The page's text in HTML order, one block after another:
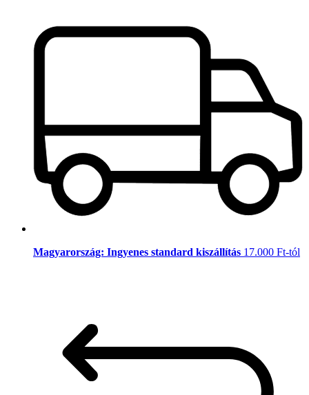
Magyarország: Ingyenes standard kiszállítás 17.000 Ft-tól